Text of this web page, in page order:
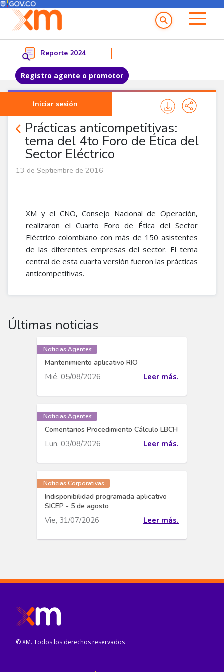
Pasar al contenido principal
Menú del Usuario
Reporte 2024
Registro agente o promotor
Iniciar sesión
Menu principal
Prácticas anticompetitivas:
tema del 4to Foro de Ética del
Sector​ Eléctrico​
Noticias Agentes
13 de Septiembre de 2016
XM y el CNO, Consejo Nacional de Operación,
realizaron el Cuarto Foro de Ética del Sector
Eléctrico colombiano con más de 150 asistentes
de las diferentes empresas del sector. El tema
central de esta cuarta versión fueron las prácticas
anticompetitivas.
Últimas noticias
Noticias Agentes
Mantenimiento aplicativo RIO
Mié, 05/08/2026 Leer más.
Noticias Agentes
Comentarios Procedimiento Cálculo LBCH
Lun, 03/08/2026 Leer más.
Noticias Corporativas
Indisponibilidad programada aplicativo
SICEP - 5 de agosto
Vie, 31/07/2026 Leer más.
© XM. Todos los derechos reservados